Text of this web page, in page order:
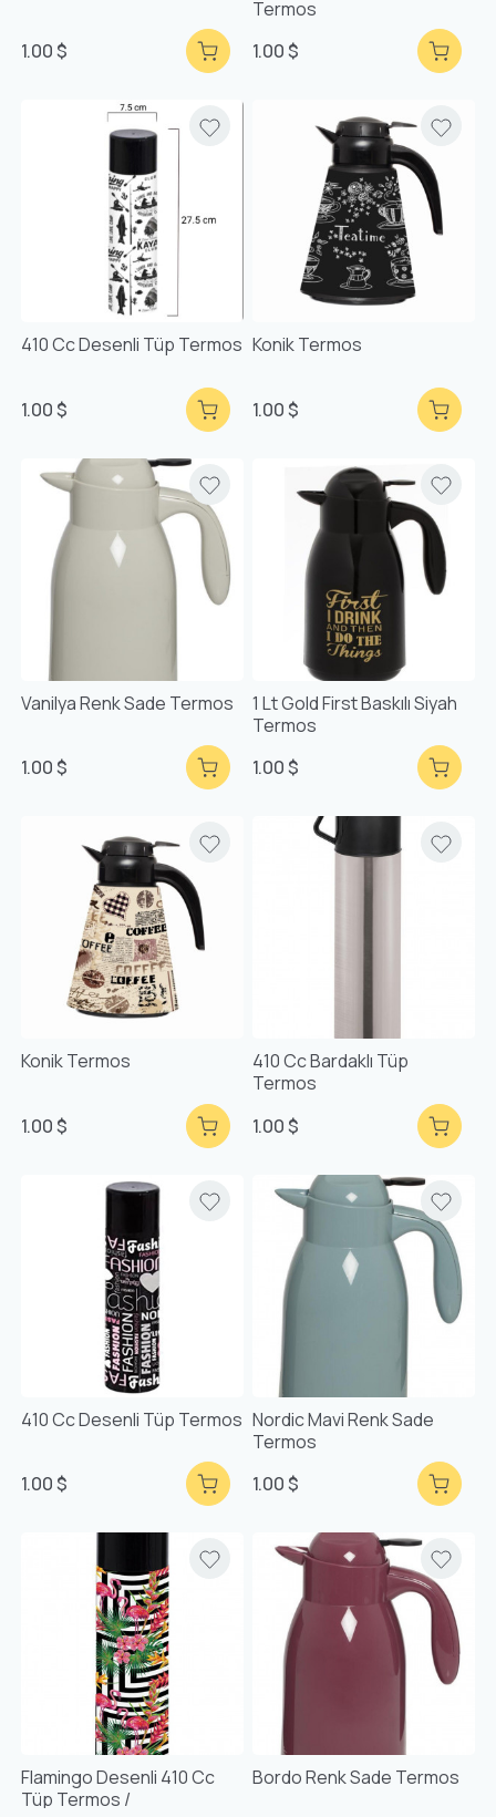
1.00 $
Termos
1.00 $
410 Cc Desenli Tüp Termos
1.00 $
Konik Termos
1.00 $
Vanilya Renk Sade Termos
1.00 $
1 Lt Gold First Baskılı Siyah
Termos
1.00 $
Konik Termos
1.00 $
410 Cc Bardaklı Tüp
Termos
1.00 $
410 Cc Desenli Tüp Termos
1.00 $
Nordic Mavi Renk Sade
Termos
1.00 $
Flamingo Desenli 410 Cc
Tüp Termos /
Bordo Renk Sade Termos